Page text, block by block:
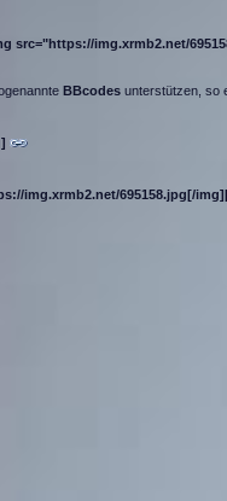
src="https://img.xrmb2.net/
BBcodes unterstützen, so
img.xrmb2.net/695158.jpg[/